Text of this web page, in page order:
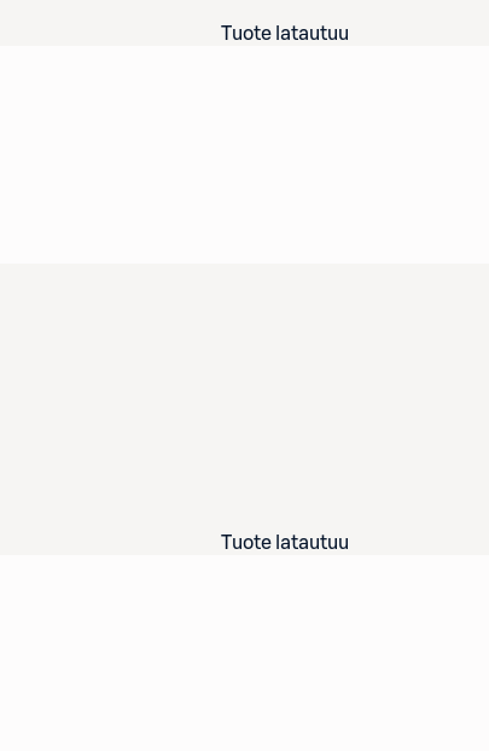
Tuote latautuu
Tuote latautuu